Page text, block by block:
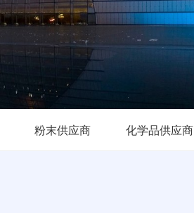
粉末供应商 化学品供应商